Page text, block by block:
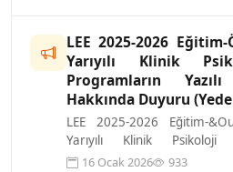
LEE 2025-2026
Yarıyılı Klinik
Programların
Hakkında Duyuru
LEE 2025-2026 Eğitim-
Yarıyılı Klinik Psikoloji
Programların Yazılı Sınavı
16 Ocak 2026 933